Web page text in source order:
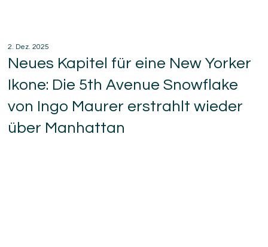
Neues Kapitel für eine New Yorker
Ikone: Die 5th Avenue Snowflake
von Ingo Maurer erstrahlt wieder
über Manhattan
2. Dez. 2025